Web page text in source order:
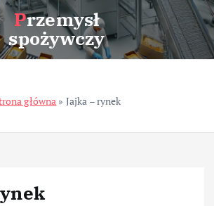
Przemysł
spożywczy
główna » Jajka – rynek